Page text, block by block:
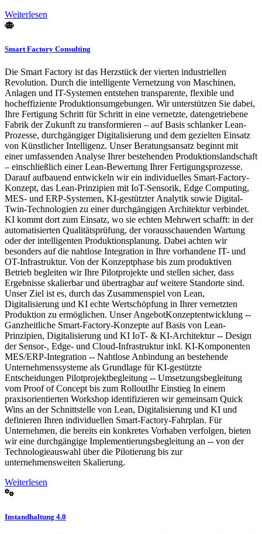
Weiterlesen
Smart Factory Consulting
Die Smart Factory ist das Herzstück der vierten industriellen
Revolution. Durch die intelligente Vernetzung von Maschinen,
Anlagen und IT-Systemen entstehen transparente, flexible und
hocheffiziente Produktionsumgebungen. Wir unterstützen Sie dabei,
Ihre Fertigung Schritt für Schritt in eine vernetzte, datengetriebene
Fabrik der Zukunft zu transformieren – auf Basis schlanker Lean-
Prozesse, durchgängiger Digitalisierung und dem gezielten Einsatz
von Künstlicher Intelligenz. Unser Beratungsansatz beginnt mit
einer umfassenden Analyse Ihrer bestehenden Produktionslandschaft
– einschließlich einer Lean-Bewertung Ihrer Fertigungsprozesse.
Darauf aufbauend entwickeln wir ein individuelles Smart-Factory-
Konzept, das Lean-Prinzipien mit IoT-Sensorik, Edge Computing,
MES- und ERP-Systemen, KI-gestützter Analytik sowie Digital-
Twin-Technologien zu einer durchgängigen Architektur verbindet.
KI kommt dort zum Einsatz, wo sie echten Mehrwert schafft: in der
automatisierten Qualitätsprüfung, der vorausschauenden Wartung
oder der intelligenten Produktionsplanung. Dabei achten wir
besonders auf die nahtlose Integration in Ihre vorhandene IT- und
OT-Infrastruktur. Von der Konzeptphase bis zum produktiven
Betrieb begleiten wir Ihre Pilotprojekte und stellen sicher, dass
Ergebnisse skalierbar und übertragbar auf weitere Standorte sind.
Unser Ziel ist es, durch das Zusammenspiel von Lean,
Digitalisierung und KI echte Wertschöpfung in Ihrer vernetzten
Produktion zu ermöglichen. Unser AngebotKonzeptentwicklung --
Ganzheitliche Smart-Factory-Konzepte auf Basis von Lean-
Prinzipien, Digitalisierung und KI IoT- & KI-Architektur -- Design
der Sensor-, Edge- und Cloud-Infrastruktur inkl. KI-Komponenten
MES/ERP-Integration -- Nahtlose Anbindung an bestehende
Unternehmenssysteme als Grundlage für KI-gestützte
Entscheidungen Pilotprojektbegleitung -- Umsetzungsbegleitung
vom Proof of Concept bis zum RolloutIhr Einstieg In einem
praxisorientierten Workshop identifizieren wir gemeinsam Quick
Wins an der Schnittstelle von Lean, Digitalisierung und KI und
definieren Ihren individuellen Smart-Factory-Fahrplan. Für
Unternehmen, die bereits ein konkretes Vorhaben verfolgen, bieten
wir eine durchgängige Implementierungsbegleitung an -- von der
Technologieauswahl über die Pilotierung bis zur
unternehmensweiten Skalierung.
Weiterlesen
Instandhaltung 4.0